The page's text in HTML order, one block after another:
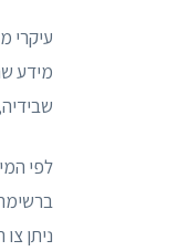
עיקרי
לפי
ניתן